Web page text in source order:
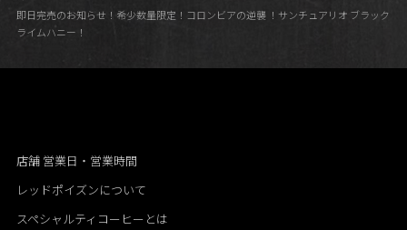
即日完売のお知らせ！希少数量限定！コロンビアの逆襲 ！サンチュアリオ ブラック
ライムハニー！
店舗 営業日・営業時間
レッドポイズンについて
スペシャルティコーヒーとは